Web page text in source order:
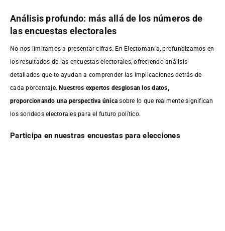
Análisis profundo: más allá de los números de
las encuestas electorales
No nos limitamos a presentar cifras. En Electomanía, profundizamos en
los resultados de las encuestas electorales, ofreciendo análisis
detallados que te ayudan a comprender las implicaciones detrás de
cada porcentaje.Nuestros expertos desglosan los datos,
proporcionando una perspectiva única sobre lo que realmente significan
los sondeos electorales para el futuro político.
Participa en nuestras encuestas para elecciones